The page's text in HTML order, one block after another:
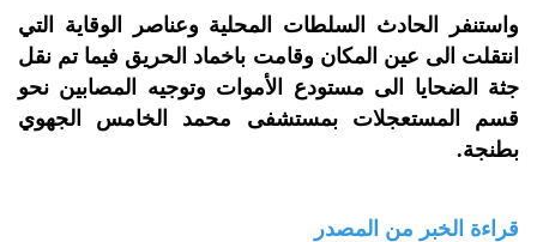
واستنفر الحادث السلطات المحلية وعناصر الوقاية التي
انتقلت الى عين المكان وقامت باخماد الحريق فيما تم نقل
جثة الضحايا الى مستودع الأموات وتوجيه المصابين نحو
قسم المستعجلات بمستشفى محمد الخامس الجهوي
بطنجة.
قراءة الخبر من المصدر